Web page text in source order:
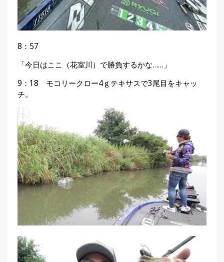
8：57
「今日はここ（花室川）で勝負するかな……」
9：18 モコリークロー4ｇテキサスで3尾目をキャッ
チ。